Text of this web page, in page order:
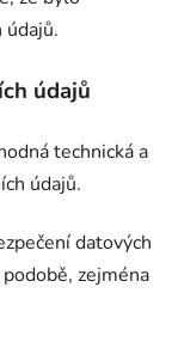
údajů.
údajů
technická a
údajů.
datových
zejména